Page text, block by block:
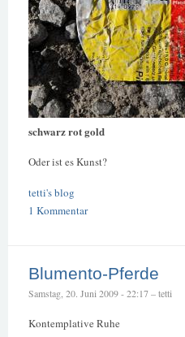
schwarz rot gold
Oder ist es Kunst?
tetti's blog
1 Kommentar
Blumento-Pferde
Samstag, 20. Juni 2009 - 22:17 – tetti
Kontemplative Ruhe